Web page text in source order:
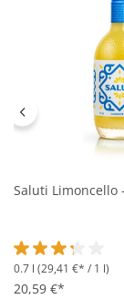
Saluti Limoncello
0.7 l (29,41 €* / 1 l)
20,59 €*